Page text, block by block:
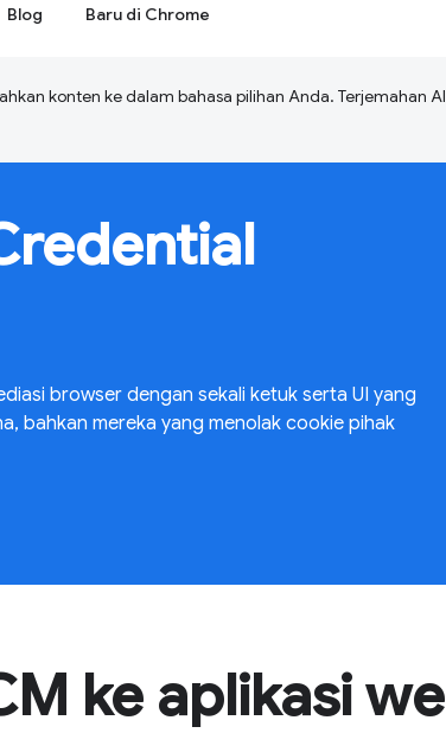
Blog Baru di Chrome
konten ke dalam bahasa pilihan Anda. Terjemahan
browser dengan sekali ketuk serta UI yang
bahkan mereka yang menolak cookie pihak
ke aplikasi